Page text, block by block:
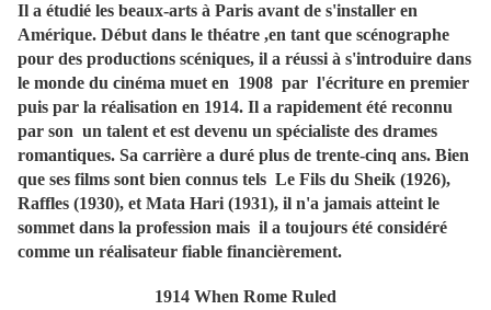
Il a étudié les beaux-arts à Paris avant de s'installer en
Amérique. Début dans le théatre ,en tant que scénographe
pour des productions scéniques, il a réussi à s'introduire dans
le monde du cinéma muet en 1908 par l'écriture en premier
puis par la réalisation en 1914. Il a rapidement été reconnu
par son un talent et est devenu un spécialiste des drames
romantiques. Sa carrière a duré plus de trente-cinq ans. Bien
que ses films sont bien connus tels Le Fils du Sheik (1926),
Raffles (1930), et Mata Hari (1931), il n'a jamais atteint le
sommet dans la profession mais il a toujours été considéré
comme un réalisateur fiable financièrement.
1914 When Rome Ruled